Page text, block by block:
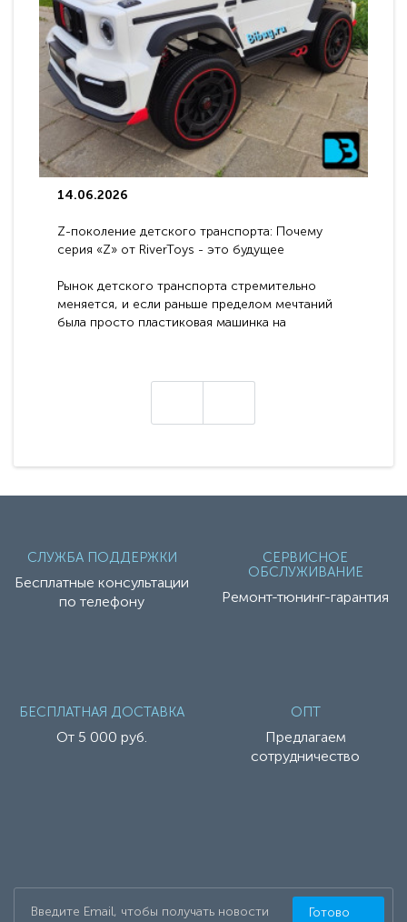
14.06.2026
Z-поколение детского транспорта: Почему
серия «Z» от RiverToys - это будущее
Рынок детского транспорта стремительно
меняется, и если раньше пределом мечтаний
была просто пластиковая машинка на
СЛУЖБА ПОДДЕРЖКИ
Бесплатные консультации
по телефону
СЕРВИСНОЕ
ОБСЛУЖИВАНИЕ
Ремонт-тюнинг-гарантия
БЕСПЛАТНАЯ ДОСТАВКА
От 5 000 руб.
ОПТ
Предлагаем
сотрудничество
Готово